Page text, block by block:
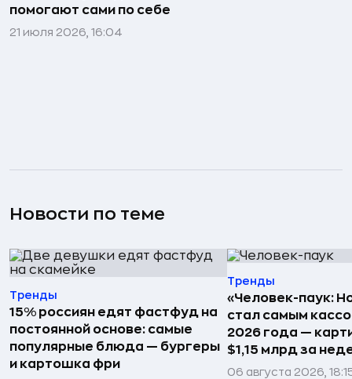
помогают сами по себе
21 июля 2026, 16:04
Новости по теме
Тренды
15% россиян едят фастфуд на
постоянной основе: самые
популярные блюда — бургеры
и картошка фри
Тренды
«Человек-паук:
стал самым
2026 года —
$1,15 млрд за
06 августа 2026,